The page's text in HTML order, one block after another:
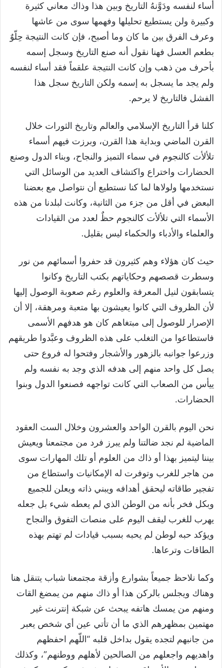
أساء لنفسه ودَوَّنهُ التاريخ وبين هذا وذاك معاني كثيرة
وكبيرة ولن يستطيع تحليلها وفهمها سوى من عاشها
وعرف الفرق بين ما كان وما أصبح، فإن كانت النتيجة حِلّوٌ
بطعم العسل فهنا نقول أنه صنع التاريخ وسجل إسمه
بأحرف من ذهب وإن كانت النتيجة علقماً فقد أساء لنفسه
ولم يجد ما يسجل به إسمه ولكن التاريخ سجل هذا
الفشل فالتاريخ لا يرحم.
كلنا قرأ التاريخ الإسلامي والعالم وتاريخ الثورات خلال
القرن الماضي وبداية هذا القرن، وبرزت فيهم أسماء
تلألأت كالنجوم في سماء التميز والنجاح، وبناء الدول وصنع
الحضارات واختراع واكتشاف العديد من الوسائل التي
نستخدمها ولولاها لما كنا نستطيع أن نتواصل مع بعضنا
البعض في أقل من جزء من الثانية، وكانت لبلدنا من هذه
الأسماء التي تلألأت كالنجوم حظٌ لعدد من القيادات
والعلماء والأدباء والحكماء ليس بقليل.
حيث كان هؤلاء وهم كثيرون قد حفروا أسمائهم من نور
وسطرت قصصهم وحكاياتهم بكتب التاريخ وكانوا
يتسابقون لنيل المعرفة والعلوم رغم صعوبة الوصول إليها
لأن الظروف التي كانوا يعيشون بها متعبة ومرهقة، إلا أن
الإصرار للوصول إلى مبتغاهم كان هو هدفهم الأسمى
فاستطاعوا من التغلب على هذه الظروف وعبَّدوا طريقهم
وزرعوا جوانبه بالزهور والأشجار وفتحوا له فروع حتى
يصل كل واحد منهم إلى هدفه الذي وجد به نفسه ولم
ييأس من الصعاب التي كانت تواجهه فصنعوا الدول وبنوا
الحضارات.
نحن اليوم بالقرن الواحد والعشرون وخلال الست العقود
الماضية لم نجد ضالتنا ولم يبرز فرد من مجتمعنا ويعيش
بيننا ليتميز بهذا أو ذاك من العلوم أو تلك المهارات سوى
من هاجر للغرب وتوفرت له الإمكانيات واستطاع من
تفجير طاقاته ليحقق أهدافه ويبني ذاته ويعلن للجميع
وبكل فخر بأنه من الوطن الذي لم يعطه شيء بل جعله
يهرب للغرب ليقف اليوم على منصات التفوق والنجاح
ويؤكد حبه لوطن لم يحبه بسبب قيادات لم تهتم بهذه
الطاقات وترعاها.
وكما نلاحظ جميعاً بشوارع وأزقة مجتمعنا شباب يتنقل هنا
وهناك ويجلس بالركن هذا أو ذاك منهم من يمضغ القات
ومنهم من يمسك هاتفه يبحث عن شبكة إنترنت غير
مهتمين بمظهرهم الذي ما أن تأتي عين أي شخص يعبر
من جانبهم لتجده يقول بداخل قلبه “اللّهم احفظهم
واهديهم واجعلهم من الصالحين لأهلهم ووطنهم”، وكذلك